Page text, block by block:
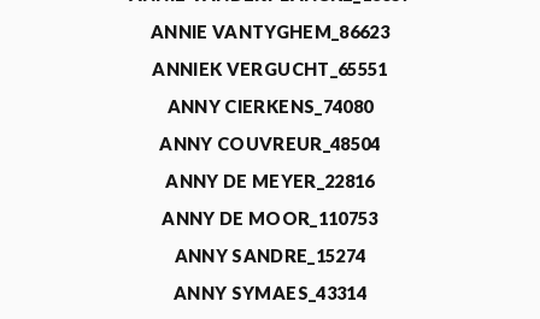
ANNIE VANTYGHEM_86623
ANNIEK VERGUCHT_65551
ANNY CIERKENS_74080
ANNY COUVREUR_48504
ANNY DE MEYER_22816
ANNY DE MOOR_110753
ANNY SANDRE_15274
ANNY SYMAES_43314